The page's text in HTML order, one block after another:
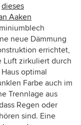
dieses
Aaken
neue Dämmung
errichtet,
Luft zirkuliert durch
optimal
Farbe auch im
Trennlage aus
Regen oder
sind. Eine